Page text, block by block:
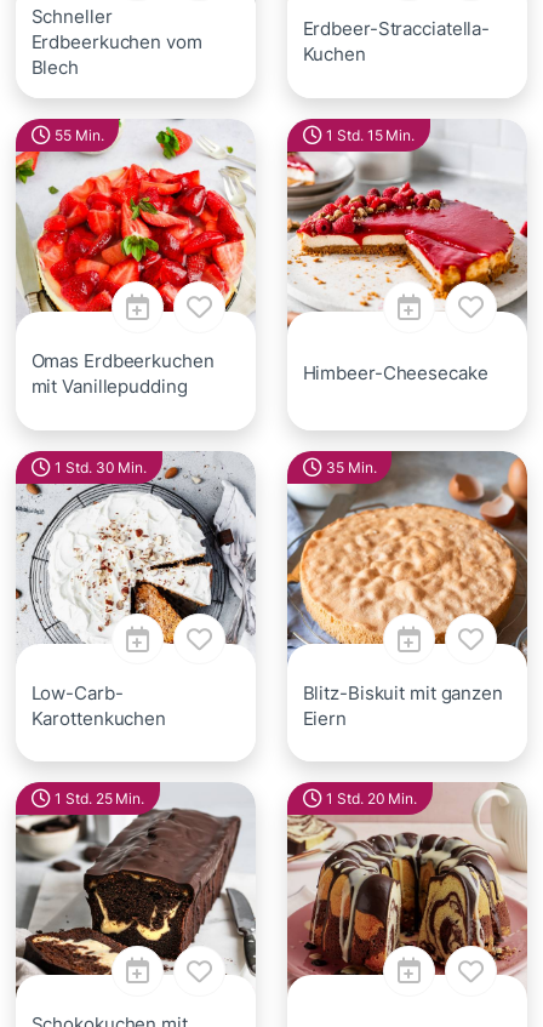
Schneller
Erdbeerkuchen vom
Blech
Erdbeer-Stracciatella-
Kuchen
55 Min.
Omas Erdbeerkuchen
mit Vanillepudding
1 Std. 15 Min.
Himbeer-Cheesecake
1 Std. 30 Min.
Low-Carb-
Karottenkuchen
35 Min.
Blitz-Biskuit mit ganzen
Eiern
1 Std. 25 Min. 1 Std. 20 Min.